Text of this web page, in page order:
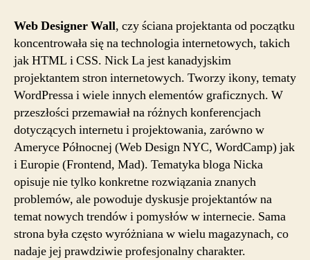
Web Designer Wall, czy ściana projektanta od początku
koncentrowała się na technologia internetowych, takich
jak HTML i CSS. Nick La jest kanadyjskim
projektantem stron internetowych. Tworzy ikony, tematy
WordPressa i wiele innych elementów graficznych. W
przeszłości przemawiał na różnych konferencjach
dotyczących internetu i projektowania, zarówno w
Ameryce Północnej (Web Design NYC, WordCamp) jak
i Europie (Frontend, Mad). Tematyka bloga Nicka
opisuje nie tylko konkretne rozwiązania znanych
problemów, ale powoduje dyskusje projektantów na
temat nowych trendów i pomysłów w internecie. Sama
strona była często wyróżniana w wielu magazynach, co
nadaje jej prawdziwie profesjonalny charakter.